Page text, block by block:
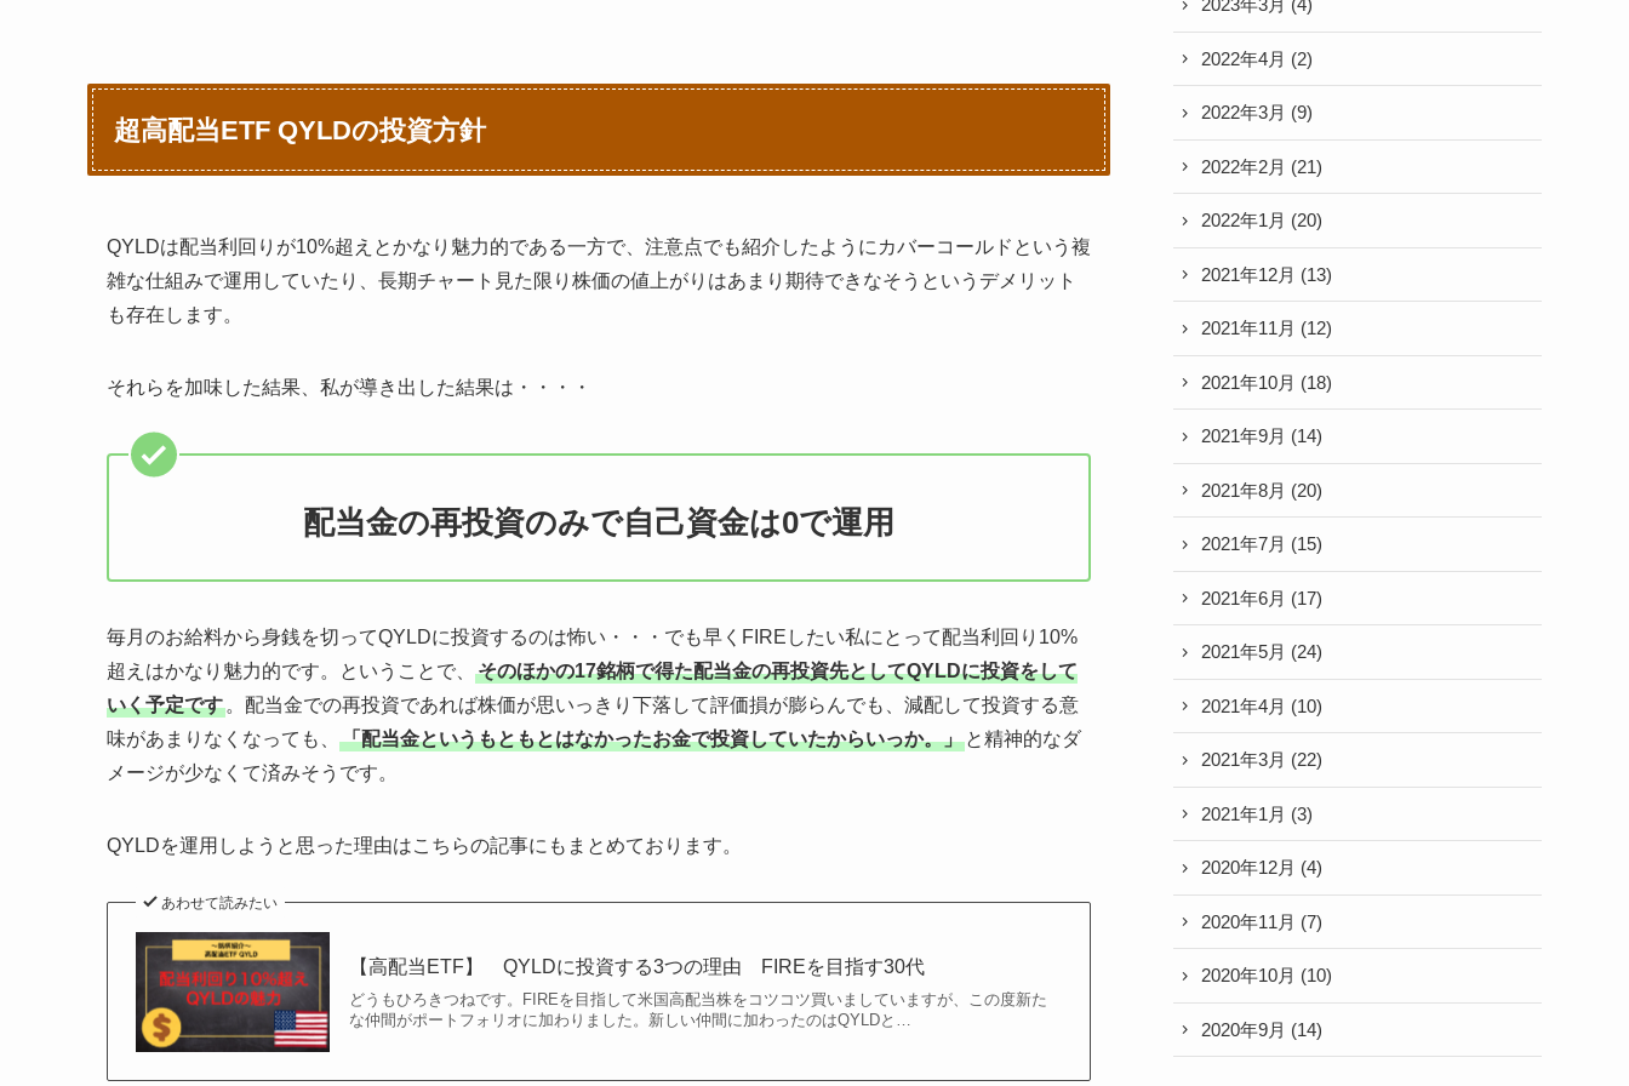
超高配当ETF QYLDの投資方針
QYLDは配当利回りが10%超えとかなり魅力的である一方で、注意点でも紹介したようにカバーコールドという複
雑な仕組みで運用していたり、長期チャート見た限り株価の値上がりはあまり期待できなそうというデメリット
も存在します。
それらを加味した結果、私が導き出した結果は・・・・
配当金の再投資のみで自己資金は0で運用
毎月のお給料から身銭を切ってQYLDに投資するのは怖い・・・でも早くFIREしたい私にとって配当利回り10%
超えはかなり魅力的です。ということで、
そのほかの17銘柄で得た配当金の再投資先としてQYLDに投資をして
いく予定です 。配当金での再投資であれば株価が思いっきり下落して評価損が膨らんでも、減配して投資する意
味があまりなくなっても、
「配当金というもともとはなかったお金で投資していたからいっか。」 と精神的なダ
メージが少なくて済みそうです。
QYLDを運用しようと思った理由はこちらの記事にもまとめております。
あわせて読みたい
【高配当ETF】 QYLDに投資する3つの理由 FIREを目指す30代
どうもひろきつねです。FIREを目指して米国高配当株をコツコツ買いましていますが、この度新た
な仲間がポートフォリオに加わりました。新しい仲間に加わったのはQYLDと…
2023年3月 (4)
2022年4月 (2)
2022年3月 (9)
2022年2月 (21)
2022年1月 (20)
2021年12月 (13)
2021年11月 (12)
2021年10月 (18)
2021年9月 (14)
2021年8月 (20)
2021年7月 (15)
2021年6月 (17)
2021年5月 (24)
2021年4月 (10)
2021年3月 (22)
2021年1月 (3)
2020年12月 (4)
2020年11月 (7)
2020年10月 (10)
2020年9月 (14)